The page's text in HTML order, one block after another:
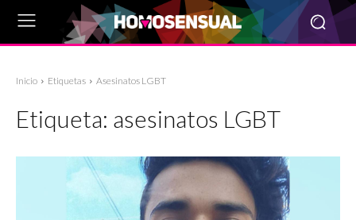
Inicio Etiquetas Asesinatos LGBT
Etiqueta: asesinatos LGBT